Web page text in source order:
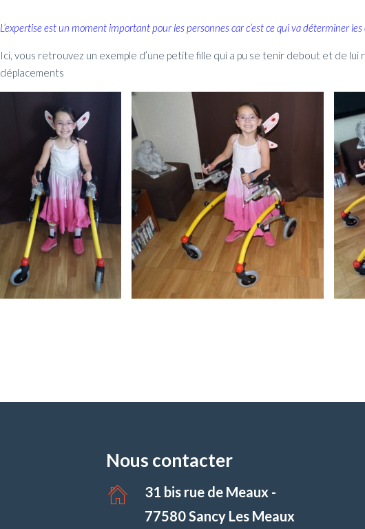
L’expertise est un moment important pour les personnes car c’est ce qui va déterminer
Ici, vous retrouvez un exemple d’une petite fille qui a pu se tenir debout et de lui
déplacements
Nous contacter
31 bis rue de Meaux -
77580 Sancy Les Meaux